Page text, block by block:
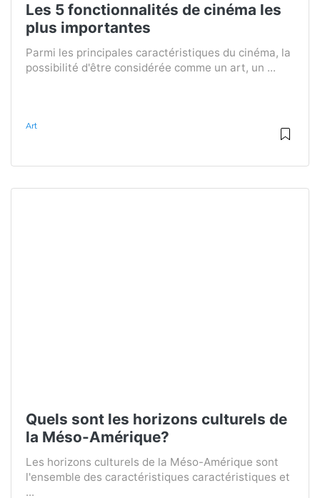
Les 5 fonctionnalités de cinéma les
plus importantes
Parmi les principales caractéristiques du cinéma, la
possibilité d'être considérée comme un art, un ...
Art
Quels sont les horizons culturels de
la Méso-Amérique?
Les horizons culturels de la Méso-Amérique sont
l'ensemble des caractéristiques caractéristiques et
...